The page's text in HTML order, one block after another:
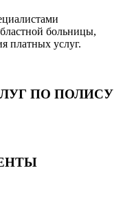
больницы,
платных услуг.
ПО ПОЛИСУ